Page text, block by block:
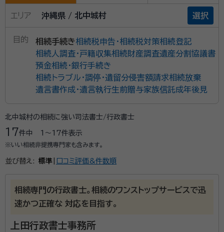
エリア 沖縄県 / 北中城村 選択
目的 相続手続き相続税申告・相続税対策相続登記
相続人調査・戸籍収集相続財産調査遺産分割協議書
預金相続・銀行手続き
相続トラブル・調停・遺留分侵害額請求相続放棄
遺言書作成・遺言執行生前贈与家族信託成年後見
北中城村の相続に強い司法書士/行政書士
17件中 1〜17件表示
※いい相続非提携専門家も含みます。
並び替え: 標準 口コミ評価&件数順
相続専門の行政書士。相続のワンストップサービスで迅
速かつ正確な 対応を目指す。
上田行政書士事務所